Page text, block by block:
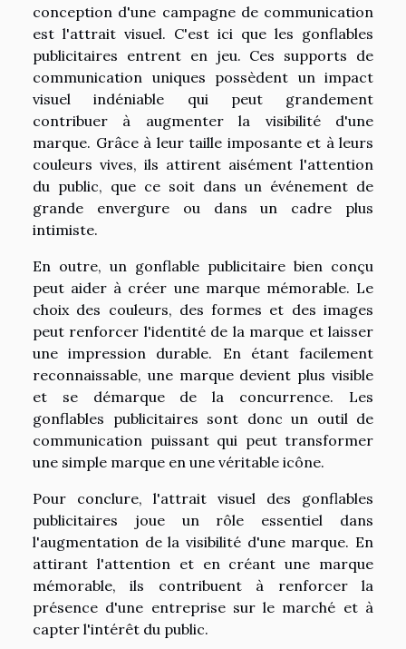
conception d'une campagne de communication
est l'attrait visuel. C'est ici que les gonflables
publicitaires entrent en jeu. Ces supports de
communication uniques possèdent un impact
visuel indéniable qui peut grandement
contribuer à augmenter la visibilité d'une
marque. Grâce à leur taille imposante et à leurs
couleurs vives, ils attirent aisément l'attention
du public, que ce soit dans un événement de
grande envergure ou dans un cadre plus
intimiste.
En outre, un gonflable publicitaire bien conçu
peut aider à créer une marque mémorable. Le
choix des couleurs, des formes et des images
peut renforcer l'identité de la marque et laisser
une impression durable. En étant facilement
reconnaissable, une marque devient plus visible
et se démarque de la concurrence. Les
gonflables publicitaires sont donc un outil de
communication puissant qui peut transformer
une simple marque en une véritable icône.
Pour conclure, l'attrait visuel des gonflables
publicitaires joue un rôle essentiel dans
l'augmentation de la visibilité d'une marque. En
attirant l'attention et en créant une marque
mémorable, ils contribuent à renforcer la
présence d'une entreprise sur le marché et à
capter l'intérêt du public.